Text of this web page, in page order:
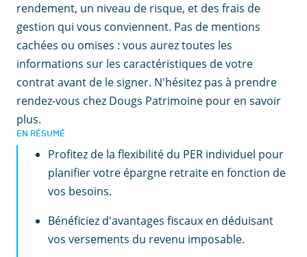
rendement, un niveau de risque, et des frais de
gestion qui vous conviennent. Pas de mentions
cachées ou omises : vous aurez toutes les
informations sur les caractéristiques de votre
contrat avant de le signer. N'hésitez pas à prendre
rendez-vous chez Dougs Patrimoine pour en savoir
plus.
EN RÉSUMÉ
Profitez de la flexibilité du PER individuel pour
planifier votre épargne retraite en fonction de
vos besoins.
Bénéficiez d'avantages fiscaux en déduisant
vos versements du revenu imposable.